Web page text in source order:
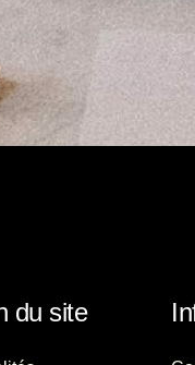
du site